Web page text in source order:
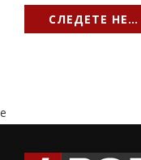
СЛЕДЕТЕ НЕ…
e